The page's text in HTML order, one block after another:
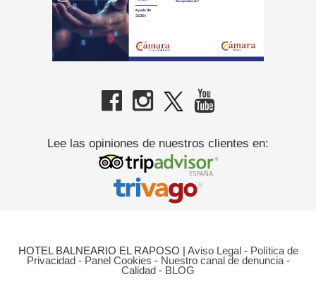
Lee las opiniones de nuestros clientes en:
HOTEL BALNEARIO EL RAPOSO | Aviso Legal- Política de
Privacidad- Panel Cookies - Nuestro canal de denuncia-
Calidad - BLOG